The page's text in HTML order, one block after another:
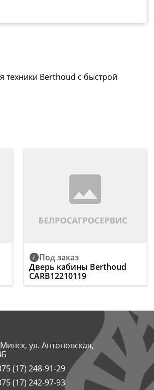
техники Berthoud с быстрой
Под заказ
Дверь кабины Berthoud
CARB12210119
Минск, ул. Антоновская,
(17) 248-91-29
(17) 242-97-93